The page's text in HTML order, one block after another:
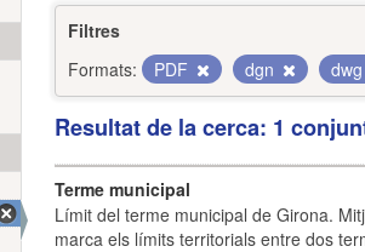
Filtres
Formats:
PDF dgn dwg
Resultat de la cerca: 1
Terme municipal
Límit del terme municipal de Girona.
marca els límits territorials entre dos